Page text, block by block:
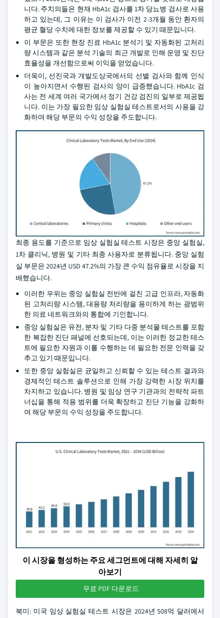
니다. 주치의들은 현재 HbA1c 검사를 1차 당뇨병 검사로 사용
하고 있는데, 그 이유는 이 검사가 이전 2-3개월 동안 환자의
평균 혈당 수치에 대한 정보를 제공할 수 있기 때문입니다.
이 부문은 또한 현장 진료 HbA1c 분석기 및 자동화된 고처리
량 시스템과 같은 분석 기술의 최근 개발로 인해 운영 및 진단
효율성을 개선함으로써 이익을 얻었습니다.
더욱이, 선진국과 개발도상국에서의 선별 검사와 함께 인식
이 높아지면서 수행된 검사의 양이 급증했습니다. HbA1c 검
사는 전 세계 여러 국가에서 정기 건강 검진의 일부로 제공됩
니다. 이는 가장 필요한 임상 실험실 테스트로서의 사용을 강
화하여 해당 부문의 수익 성장을 주도합니다.
최종 용도를 기준으로 임상 실험실 테스트 시장은 중앙 실험실,
1차 클리닉, 병원 및 기타 최종 사용자로 분류됩니다. 중앙 실험
실 부문은 2024년 USD 47.2%의 가장 큰 수익 점유율로 시장을 지
배했습니다.
이러한 우위는 중앙 실험실 전반에 걸친 고급 인프라, 자동화
된 고처리량 시스템, 대용량 처리량을 용이하게 하는 광범위
한 의료 네트워크와의 통합에 기인합니다.
중앙 실험실은 유전, 분자 및 기타 다중 분석물 테스트를 포함
한 복잡한 진단 패널에 선호되는데, 이는 이러한 정교한 테스
트에 필요한 자원과 이를 수행하는 데 필요한 전문 인력을 갖
추고 있기 때문입니다.
또한 중앙 실험실은 균일하고 신뢰할 수 있는 테스트 결과와
경제적인 테스트 솔루션으로 인해 가장 강력한 시장 위치를
차지하고 있습니다. 병원 및 임상 연구 기관과의 전략적 파트
너십을 통해 적용 범위를 더욱 확장하고 진단 기능을 강화하
여 해당 부문의 수익 성장을 주도합니다.
이 시장을 형성하는 주요 세그먼트에 대해 자세히 알
아보기
무료 PDF 다운로드
북미: 미국 임상 실험실 테스트 시장은 2024년 508억 달러에서